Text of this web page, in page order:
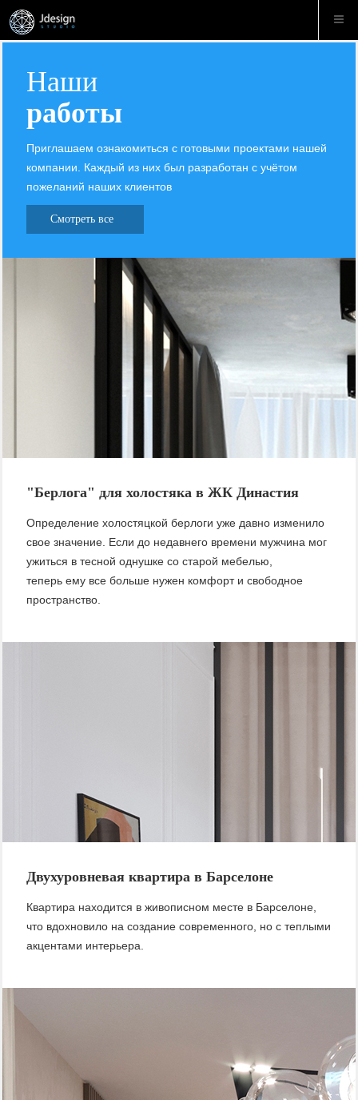
Наши
работы
Приглашаем ознакомиться с готовыми проектами нашей
компании. Каждый из них был разработан с учётом
пожеланий наших клиентов
Смотреть все
"Берлога" для холостяка в ЖК Династия
Определение холостяцкой берлоги уже давно изменило
свое значение. Если до недавнего времени мужчина мог
ужиться в тесной однушке со старой мебелью,
теперь ему все больше нужен комфорт и свободное
пространство.
Двухуровневая квартира в Барселоне
Квартира находится в живописном месте в Барселоне,
что вдохновило на создание современного, но с теплыми
акцентами интерьера.